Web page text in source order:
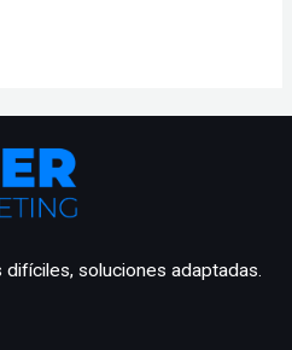
soluciones adaptadas.